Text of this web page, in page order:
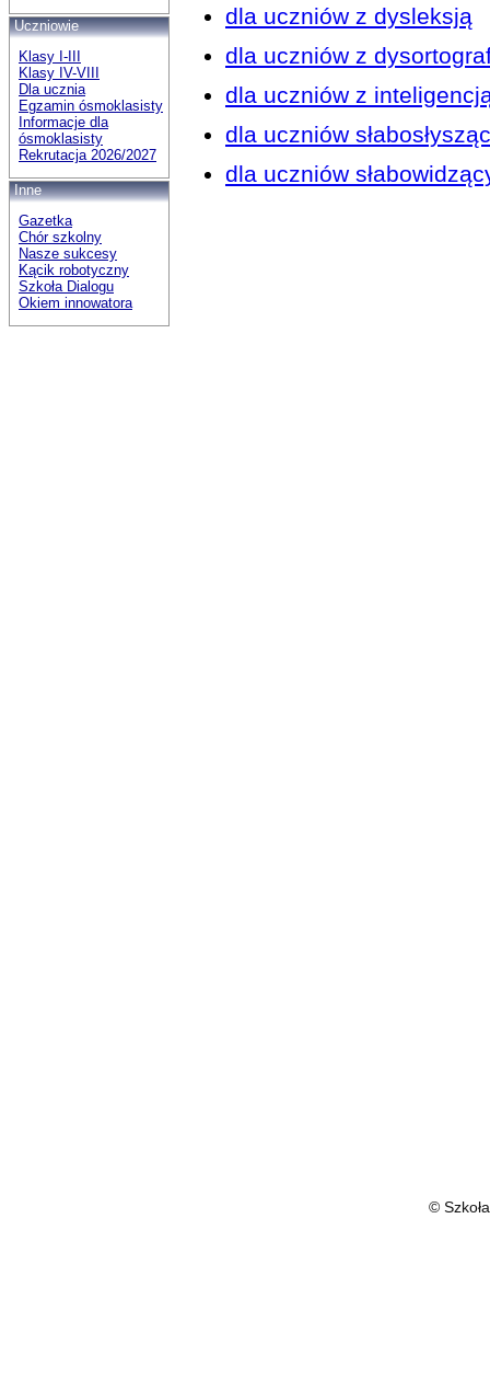
Uczniowie
Klasy I-III
Klasy IV-VIII
Dla ucznia
Egzamin ósmoklasisty
Informacje dla
ósmoklasisty
Rekrutacja 2026/2027
Inne
Gazetka
Chór szkolny
Nasze sukcesy
Kącik robotyczny
Szkoła Dialogu
Okiem innowatora
dla uczniów z dysleksją
dla uczniów z
dla uczniów z
dla uczniów
dla uczniów
©